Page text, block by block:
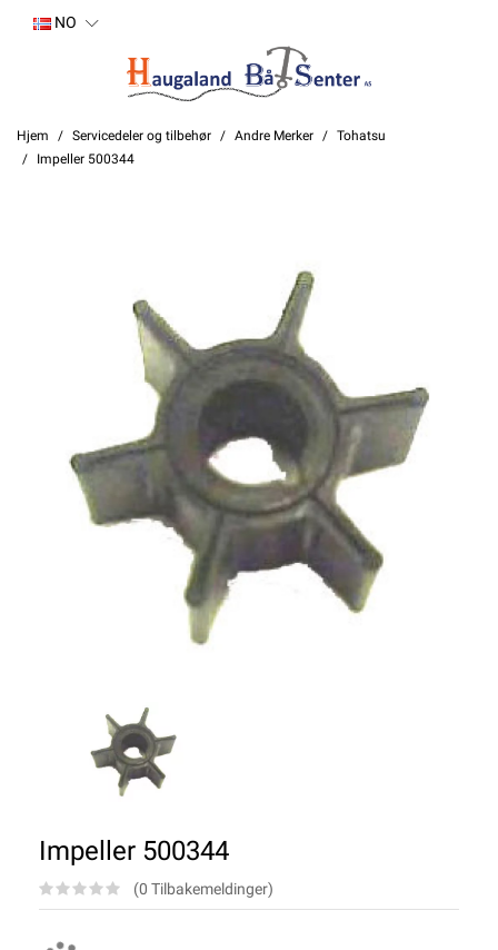
NO
Hjem Servicedeler og tilbehør Andre Merker
Tohatsu
Impeller 500344
Impeller 500344
(0 Tilbakemeldinger)